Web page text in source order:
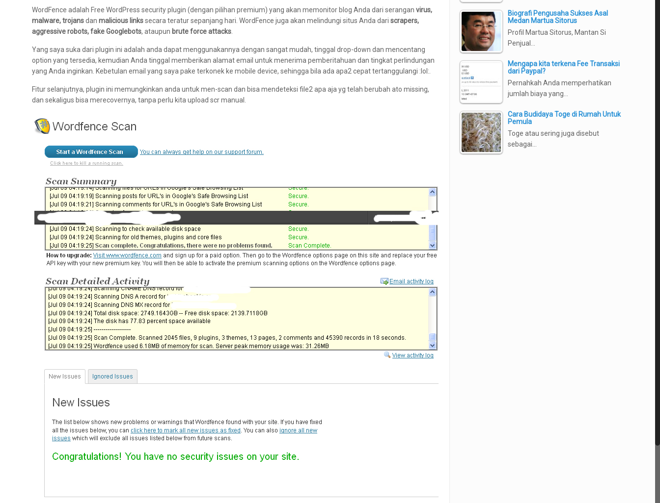
WordFence adalah Free WordPress security plugin (dengan pilihan premium) yang akan memonitor blog Anda dari seranganvirus,
malware, trojansdanmalicious linkssecara teratur sepanjang hari. WordFence juga akan melindungi situs Anda dariscrapers,
aggressive robots, fake Googlebots, ataupun brute force attacks
Yang saya suka dari plugin ini adalah anda dapat menggunakannya dengan sangat mudah, tinggal drop-down dan mencentang
option yang tersedia, kemudian Anda tinggal memberikan alamat email untuk menerima pemberitahuan dan tingkat perlindungan
yang Anda inginkan. Kebetulan email yang saya pake terkonek ke mobile device, sehingga bila ada apa2 cepat tertanggulangi :lol:.
Fitur selanjutnya, plugin ini memungkinkan anda untuk men-scan dan bisa mendeteksi file2 apa aja yg telah berubah ato missing,
dan sekaligus bisa merecovernya, tanpa perlu kita upload scr manual.
Biografi Pengusaha Sukses Asal
Medan Martua Sitorus
Profil Martua Sitorus, Mantan Si
Penjual…
Mengapa kita terkena Fee Transaksi
dari Paypal?
Pernahkah Anda memperhatikan
jumlah biaya yang…
Cara Budidaya Toge di Rumah Untuk
Pemula
Toge atau sering juga disebut
sebagai…